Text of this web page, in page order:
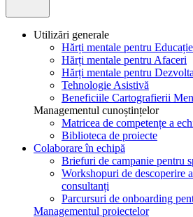
Utilizări generale
Hărți mentale pentru Educație
Hărți mentale pentru Afaceri
Hărți mentale pentru
Tehnologie Asistivă
Beneficiile Cartografierii
Managementul cunoștințelor
Matricea de competențe a
Biblioteca de proiecte
Colaborare în echipă
Briefuri de campanie pentru
Workshopuri de descoperire
consultanți
Parcursuri de onboarding
Managementul proiectelor